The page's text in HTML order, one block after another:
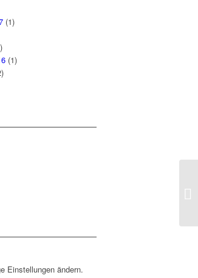
(1)
(1)
Einstellungen ändern.